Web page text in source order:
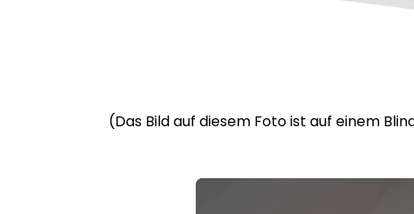
(Das Bild auf diesem Foto ist auf einem